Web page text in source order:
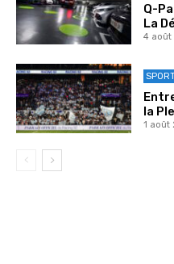
Q-
La
4 août
la
1 août